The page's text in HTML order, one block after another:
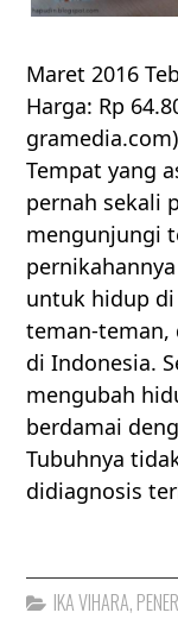
Maret 2016
Harga: Rp
Tempat yang
pernah sekali
mengunjungi
untuk hidup di
teman-teman,
di Indonesia.
mengubah
berdamai
Tubuhnya
didiagnosis
IKA VIHARA,